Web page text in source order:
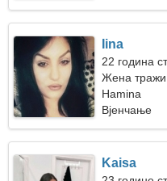
Iina
22 година
Жена
Hamina
Вјенчање
Kaisa